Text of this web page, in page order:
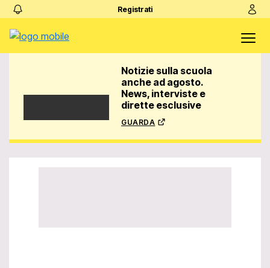
Registrati
Notizie sulla scuola
anche ad agosto.
News, interviste e
dirette esclusive
guarda